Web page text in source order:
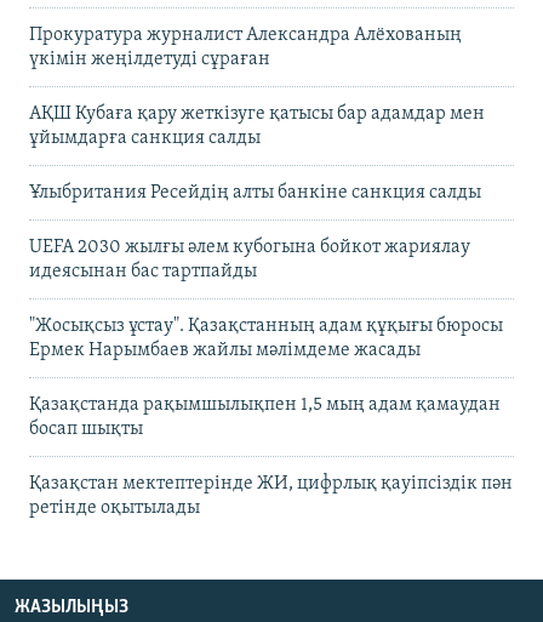
Прокуратура журналист Александра Алёхованың
үкімін жеңілдетуді сұраған
АҚШ Кубаға қару жеткізуге қатысы бар адамдар мен
ұйымдарға санкция салды
Ұлыбритания Ресейдің алты банкіне санкция салды
UEFA 2030 жылғы әлем кубогына бойкот жариялау
идеясынан бас тартпайды
"Жосықсыз ұстау". Қазақстанның адам құқығы бюросы
Ермек Нарымбаев жайлы мәлімдеме жасады
Қазақстанда рақымшылықпен 1,5 мың адам қамаудан
босап шықты
Қазақстан мектептерінде ЖИ, цифрлық қауіпсіздік пән
ретінде оқытылады
ЖАЗЫЛЫҢЫЗ